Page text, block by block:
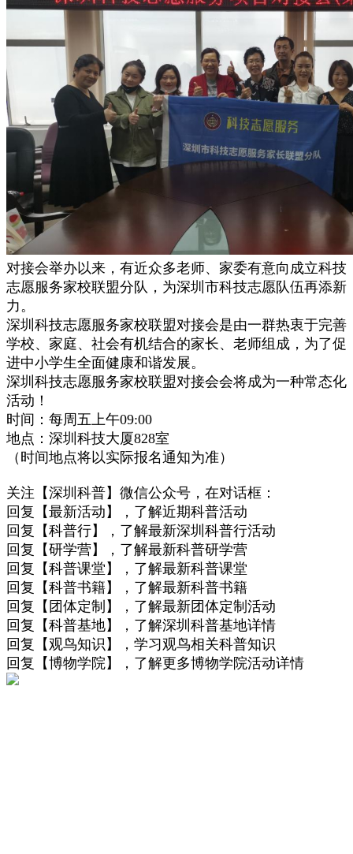
对接会举办以来，有近众多老师、家委有意向成立科技
志愿服务家校联盟分队，为深圳市科技志愿队伍再添新
力。
深圳科技志愿服务家校联盟对接会是由一群热衷于完善
学校、家庭、社会有机结合的家长、老师组成，为了促
进中小学生全面健康和谐发展。
深圳科技志愿服务家校联盟对接会会将成为一种常态化
活动！
时间：每周五上午09:00
地点：深圳科技大厦828室
（时间地点将以实际报名通知为准）
关注【深圳科普】微信公众号，在对话框：
回复【最新活动】，了解近期科普活动
回复【科普行】，了解最新深圳科普行活动
回复【研学营】，了解最新科普研学营
回复【科普课堂】，了解最新科普课堂
回复【科普书籍】，了解最新科普书籍
回复【团体定制】，了解最新团体定制活动
回复【科普基地】，了解深圳科普基地详情
回复【观鸟知识】，学习观鸟相关科普知识
回复【博物学院】，了解更多博物学院活动详情